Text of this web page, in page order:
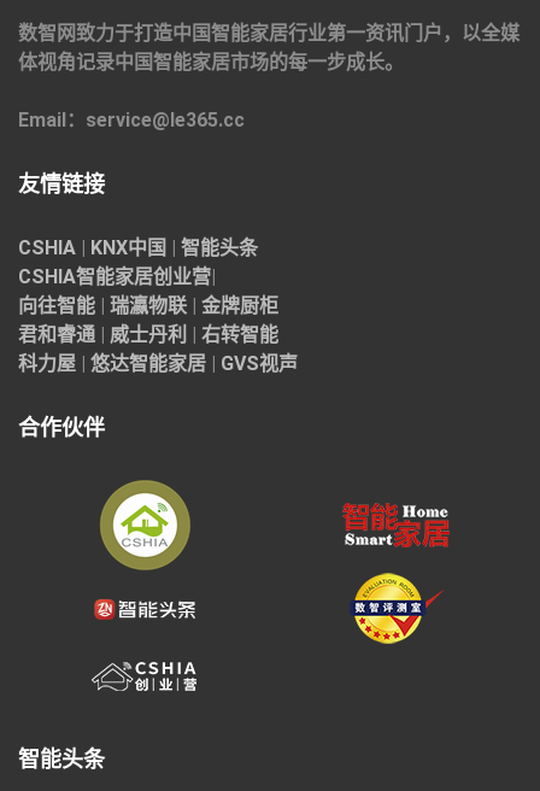
数智网致力于打造中国智能家居行业第一资讯门户，以全媒
体视角记录中国智能家居市场的每一步成长。
Email：service@le365.cc
友情链接
CSHIA KNX中国
智能头条
CSHIA智能家居创业营
向往智能
瑞瀛物联
金牌厨柜
君和睿通
威士丹利
右转智能
科力屋
悠达智能家居 GVS视声
合作伙伴
智能头条